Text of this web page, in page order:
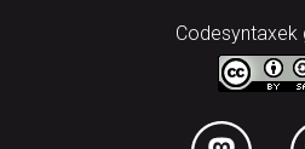
Codesyntaxek